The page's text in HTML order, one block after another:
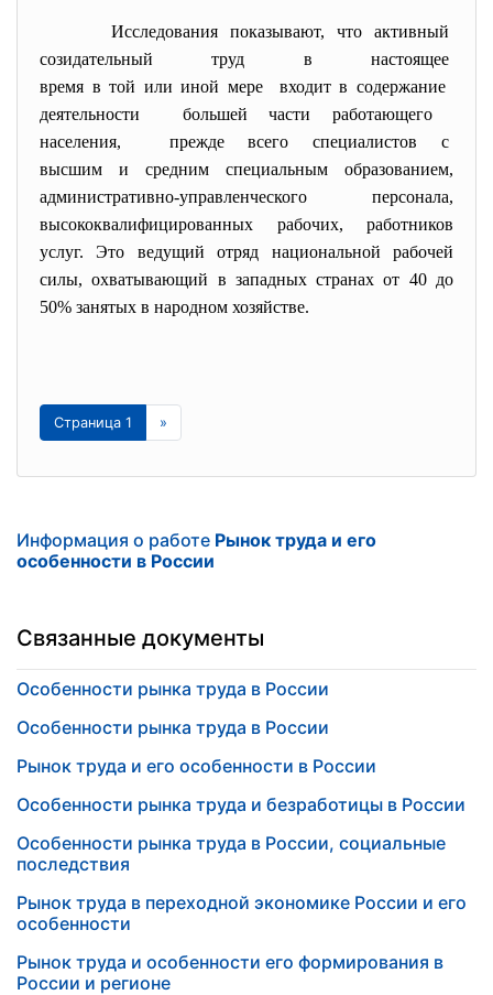
Исследования показывают, что активный
созидательный труд в настоящее
время в той или иной мере входит в содержание
деятельности большей части работающего
населения, прежде всего специалистов с
высшим и средним специальным образованием,
административно-управленческого персонала,
высококвалифицированных рабочих, работников
услуг. Это ведущий отряд национальной рабочей
силы, охватывающий в западных странах от 40 до
50% занятых в народном хозяйстве.
Страница 1 »
Информация о работе Рынок труда и его
особенности в России
Связанные документы
Особенности рынка труда в России
Особенности рынка труда в России
Рынок труда и его особенности в России
Особенности рынка труда и безработицы в России
Особенности рынка труда в России, социальные
последствия
Рынок труда в переходной экономике России и его
особенности
Рынок труда и особенности его формирования в
России и регионе